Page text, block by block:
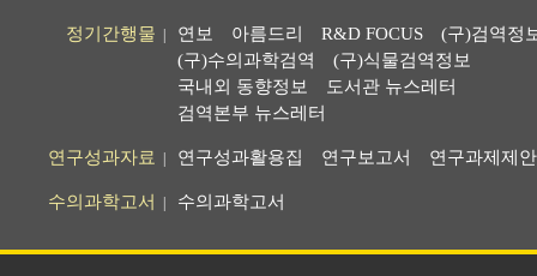
정기간행물 연보 아름드리 R&D FOCUS
(구)검역정
(구)수의과학검역
(구)식물검역정보
국내외 동향정보
도서관 뉴스레터
검역본부 뉴스레터
연구성과자료 연구성과활용집 연구보고서 연구과제제
수의과학고서 수의과학고서